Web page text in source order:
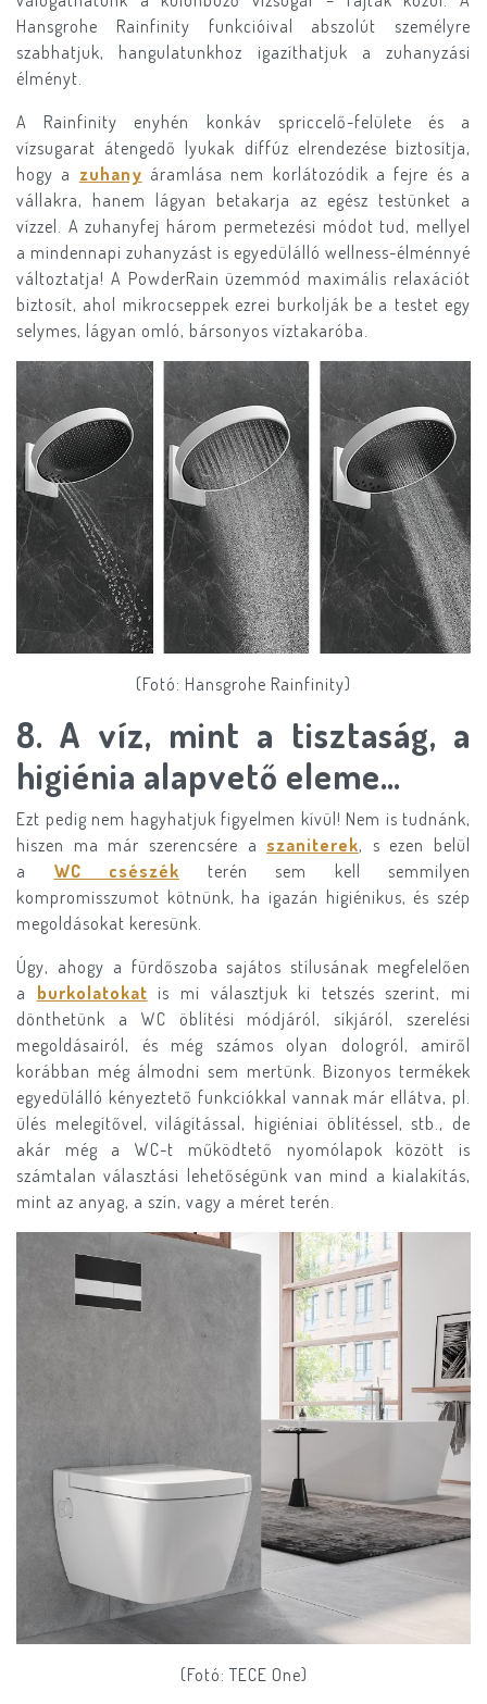
Hansgrohe Rainfinity funkcióival abszolút személyre
szabhatjuk, hangulatunkhoz igazíthatjuk a zuhanyzási
élményt.
A Rainfinity enyhén konkáv spriccelő-felülete és a
vízsugarat átengedő lyukak diffúz elrendezése biztosítja,
hogy a zuhany áramlása nem korlátozódik a fejre és a
vállakra, hanem lágyan betakarja az egész testünket a
vízzel. A zuhanyfej három permetezési módot tud, mellyel
a mindennapi zuhanyzást is egyedülálló wellness-élménnyé
változtatja! A PowderRain üzemmód maximális relaxációt
biztosít, ahol mikrocseppek ezrei burkolják be a testet egy
selymes, lágyan omló, bársonyos víztakaróba.
(Fotó: Hansgrohe Rainfinity)
​8.A víz, mint a tisztaság, a
higiénia alapvető eleme…
Ezt pedig nem hagyhatjuk figyelmen kívül! Nem is tudnánk,
hiszen ma már szerencsére a szaniterek, s ezen belül
a
WC csészék
terén sem kell semmilyen
kompromisszumot kötnünk, ha igazán higiénikus, és szép
megoldásokat keresünk.
Úgy, ahogy a fürdőszoba sajátos stílusának megfelelően
a
burkolatokat is mi választjuk ki tetszés szerint, mi
dönthetünk a WC öblítési módjáról, síkjáról, szerelési
megoldásairól, és még számos olyan dologról, amiről
korábban még álmodni sem mertünk. Bizonyos termékek
egyedülálló kényeztető funkciókkal vannak már ellátva, pl.
ülés melegítővel, világítással, higiéniai öblítéssel, stb., de
akár még a WC-t működtető nyomólapok között is
számtalan választási lehetőségünk van mind a kialakítás,
mint az anyag, a szín, vagy a méret terén.
(Fotó: TECE One)